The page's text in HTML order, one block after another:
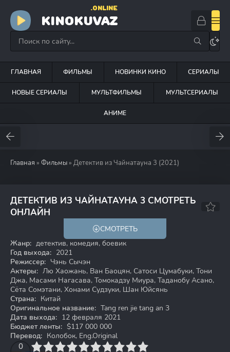
KINOKUVAZ
.ONLINE
ГЛАВНАЯ ФИЛЬМЫ НОВИНКИ КИНО СЕРИАЛЫ
НОВЫЕ СЕРИАЛЫ МУЛЬТФИЛЬМЫ МУЛЬТСЕРИАЛЫ
АНИМЕ
Главная » Фильмы » Детектив из Чайнатауна 3 (2021)
ДЕТЕКТИВ ИЗ ЧАЙНАТАУНА 3 СМОТРЕТЬ
ОНЛАЙН
СМОТРЕТЬ
Жанр: детектив, комедия, боевик
Год выхода: 2021
Режиссер: Чэнь Сычэн
Актеры: Лю Хаожань, Ван Баоцян, Сатоси Цумабуки, Тони
Джа, Масами Нагасава, Томокадзу Миура, Таданобу Асано,
Сёта Сомэтани, Хонами Судзуки, Шан Юйсянь
Страна: Китай
Оригинальное название: Tang ren jie tang an 3
Дата выхода: 12 февраля 2021
Бюджет ленты: $117 000 000
Перевод: Колобок, Eng.Original
0
4 6 7 8 9 10